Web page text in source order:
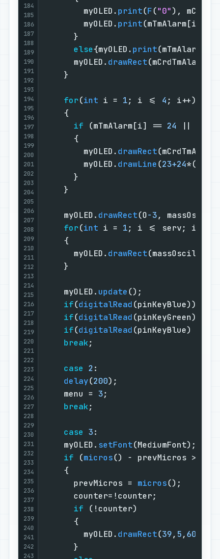
184
185
186
187
188
189
190
191
192
193
194
195
196
197
198
199
200
201
202
203
204
205
206
207
208
209
210
211
212
213
214
215
216
217
218
219
220
221
222
223
224
225
226
227
228
229
230
231
232
233
234
235
236
237
238
239
240
241
242
243
        myOLED.
print(F("0"),
        myOLED.
print(mTmAlarm[i],
else{myOLED. print
      myOLED.
drawRect
for(int i = 1; i <= 4
if (mTmAlarm[i] == 24 ||
        myOLED.
drawRect
        myOLED.
drawLine (23+24*(i
    myOLED.
drawRect(O-3,
for(int i = 1; i
      myOLED.
drawRect
    myOLED.
update
if(digitalRead (pinKeyBlue)) {
if(digitalRead (pinKeyGreen)){
if(digitalRead (pinKeyBlue) ||
break
case 2
delay(200
    menu =
3
break
case 3
    myOLED.
setFont
if (micros() - prevMicros >
      prevMicros =
micros
if
        myOLED.
drawRect(39, 5, 60